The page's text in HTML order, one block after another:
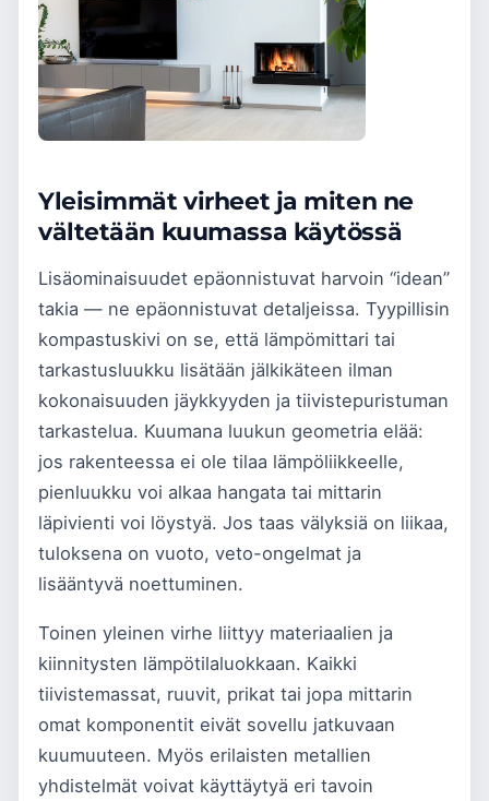
Yleisimmät virheet ja miten ne
vältetään kuumassa käytössä
Lisäominaisuudet epäonnistuvat harvoin “idean”
takia — ne epäonnistuvat detaljeissa. Tyypillisin
kompastuskivi on se, että lämpömittari tai
tarkastusluukku lisätään jälkikäteen ilman
kokonaisuuden jäykkyyden ja tiivistepuristuman
tarkastelua. Kuumana luukun geometria elää:
jos rakenteessa ei ole tilaa lämpöliikkeelle,
pienluukku voi alkaa hangata tai mittarin
läpivienti voi löystyä. Jos taas välyksiä on liikaa,
tuloksena on vuoto, veto-ongelmat ja
lisääntyvä noettuminen.
Toinen yleinen virhe liittyy materiaalien ja
kiinnitysten lämpötilaluokkaan. Kaikki
tiivistemassat, ruuvit, prikat tai jopa mittarin
omat komponentit eivät sovellu jatkuvaan
kuumuuteen. Myös erilaisten metallien
yhdistelmät voivat käyttäytyä eri tavoin